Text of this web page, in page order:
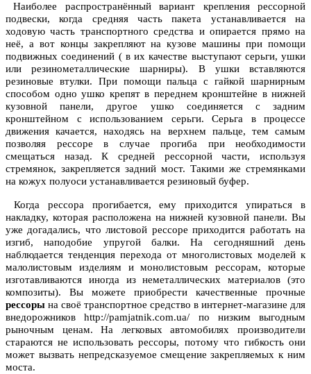
Наиболее распространённый вариант крепления рессорной
подвески, когда средняя часть пакета устанавливается на
ходовую часть транспортного средства и опирается прямо на
неё, а вот концы закрепляют на кузове машины при помощи
подвижных соединений ( в их качестве выступают серьги, ушки
или резинометаллические шарниры). В ушки вставляются
резиновые втулки. При помощи пальца с гайкой шарнирным
способом одно ушко крепят в переднем кронштейне в нижней
кузовной панели, другое ушко соединяется с задним
кронштейном с использованием серьги. Серьга в процессе
движения качается, находясь на верхнем пальце, тем самым
позволяя рессоре в случае прогиба при необходимости
смещаться назад. К средней рессорной части, используя
стремянок, закрепляется задний мост. Такими же стремянками
на кожух полуоси устанавливается резиновый буфер.
Когда рессора прогибается, ему приходится упираться в
накладку, которая расположена на нижней кузовной панели. Вы
уже догадались, что листовой рессоре приходится работать на
изгиб, наподобие упругой балки. На сегодняшний день
наблюдается тенденция перехода от многолистовых моделей к
малолистовым изделиям и монолистовым рессорам, которые
изготавливаются иногда из неметаллических материалов (это
композиты). Вы можете приобрести качественные прочные
рессоры на своё транспортное средство в интернет-магазине для
внедорожников http://pamjatnik.com.ua/ по низким выгодным
рыночным ценам. На легковых автомобилях производители
стараются не использовать рессоры, потому что гибкость они
может вызвать непредсказуемое смещение закрепляемых к ним
моста.